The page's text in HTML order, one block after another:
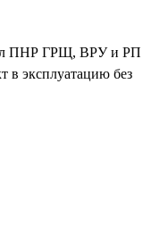
ПНР ГРЩ, ВРУ и РП
в эксплуатацию без